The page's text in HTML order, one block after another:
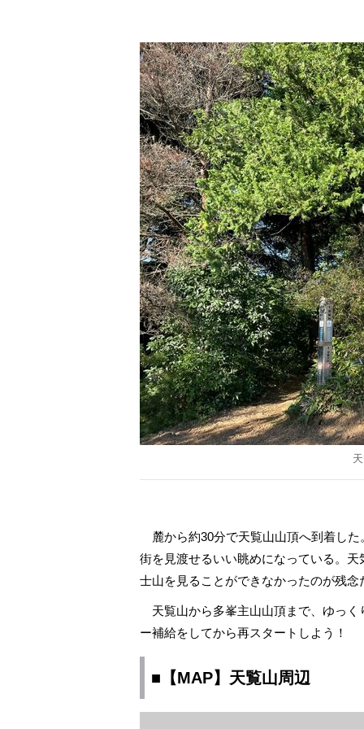
麓から約30分で天覧山山頂へ到着し
街を見渡せるいい眺めになっている。
士山を見ることができなかったのが残念
天覧山から多峯主山山頂まで、ゆっく
ー補給をしてから再スタートしよう！
■【MAP】天覧山周辺